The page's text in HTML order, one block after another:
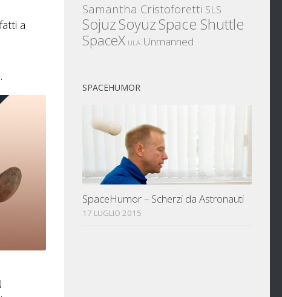
a
Samantha Cristoforetti SLS
SojuzSoyuzSpace Shuttle
SpaceX ULA Unmanned
SPACEHUMOR
SpaceHumor – Scherzi da Astronauti
17 LUGLIO 2015